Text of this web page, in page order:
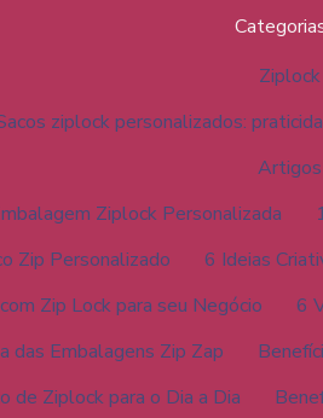
Ziplock
ziplock personalizados:
Artigos
Ziplock Personalizada
Zip Personalizado
6 Ideias
Zip Lock para seu Negócio
6
das Embalagens Zip Zap
de Ziplock para o Dia a Dia